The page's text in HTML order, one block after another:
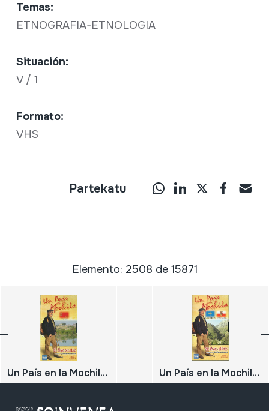
Temas:
ETNOGRAFIA-ETNOLOGIA
Situación:
V / 1
Formato:
VHS
Partekatu
Elemento: 2508 de 15871
Un País en la Mochila. El Reino de la Luz. Murcia Un País en la Mochila. De panes a Potes. P. Asturias. Cantabria